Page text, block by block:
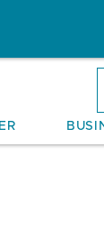
Vorlagen